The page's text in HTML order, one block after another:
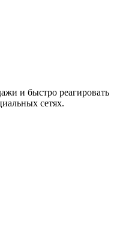
и быстро реагировать
сетях.